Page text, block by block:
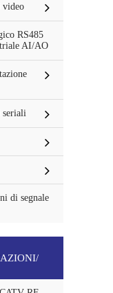
video
RS485
AI/AO
seriali
di segnale